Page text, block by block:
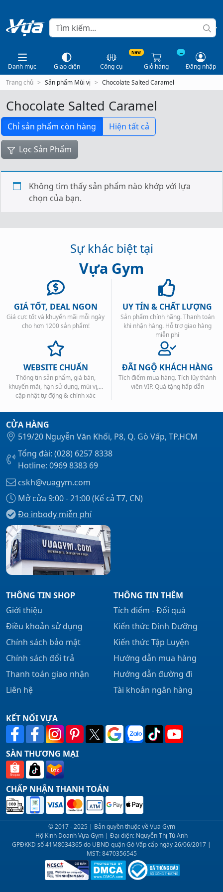
Danh mục Giao diện
New
Công cụ
...
Giỏ hàng
Đăng nhập
Trang chủ
Sản phẩm Mùi vị Chocolate Salted Caramel
Chocolate Salted Caramel
Chỉ sản phẩm còn hàng Hiện tất cả
Lọc Sản Phẩm
Không tìm thấy sản phẩm nào khớp với lựa
chọn của bạn.
Sự khác biệt tại
Vựa Gym
GIÁ TỐT, DEAL NGON
Giá cực tốt và khuyến mãi mỗi ngày
cho hơn 1200 sản phẩm!
UY TÍN & CHẤT LƯỢNG
Sản phẩm chính hãng. Thanh toán
khi nhận hàng. Hỗ trợ giao hàng
miễn phí
WEBSITE CHUẨN
Thông tin sản phẩm, giá bán,
khuyến mãi, hạn sử dụng, mùi vị,...
cập nhật tự động & chính xác
ĐÃI NGỘ KHÁCH HÀNG
Tích điểm mua hàng. Tích lũy thành
viên VIP. Quà tặng hấp dẫn
CỬA HÀNG
519/20 Nguyễn Văn Khối, P8, Q. Gò Vấp, TP.HCM
Tổng đài: (028) 6257 8338
Hotline: 0969 8383 69
cskh@vuagym.com
Mở cửa 9:00 - 21:00 (Kể cả T7, CN)
Đo inbody miễn phí
THÔNG TIN SHOP
Giới thiệu
Điều khoản sử dụng
Chính sách bảo mật
Chính sách đổi trả
Thanh toán giao nhận
Liên hệ
THÔNG TIN THÊM
Tích điểm - Đổi quà
Kiến thức Dinh Dưỡng
Kiến thức Tập Luyện
Hướng dẫn mua hàng
Hướng dẫn đường đi
Tài khoản ngân hàng
KẾT NỐI VỰA
SÀN THƯƠNG MẠI
CHẤP NHẬN THANH TOÁN
© 2017 - 2025 | Bản quyền thuộc về Vựa Gym
Hộ Kinh Doanh Vựa Gym | Đại diện: Nguyễn Thị Tú Anh
GPĐKKD số 41M8034365 do UBND quận Gò Vấp cấp ngày 26/06/2017 |
MST: 8470356545